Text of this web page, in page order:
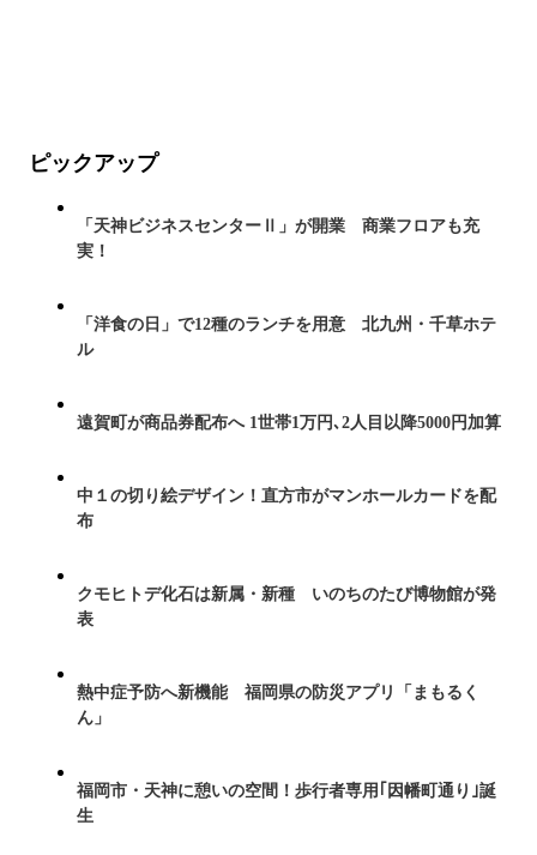
ピックアップ
「天神ビジネスセンターⅡ」が開業 商業フロアも充
実！
「洋食の日」で12種のランチを用意 北九州・千草ホテ
ル
遠賀町が商品券配布へ 1世帯1万円､2人目以降5000円加算
中１の切り絵デザイン！直方市がマンホールカードを配
布
クモヒトデ化石は新属・新種 いのちのたび博物館が発
表
熱中症予防へ新機能 福岡県の防災アプリ「まもるく
ん」
福岡市・天神に憩いの空間！歩行者専用｢因幡町通り｣誕
生